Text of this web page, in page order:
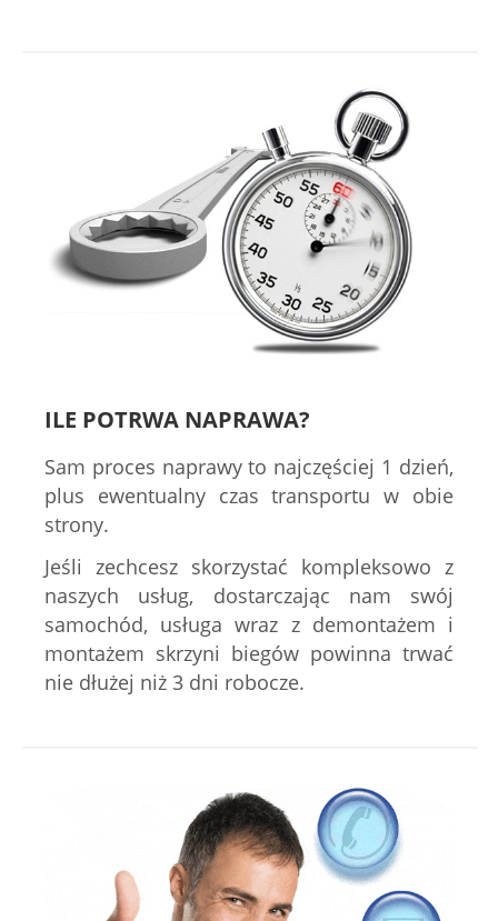
ILE POTRWA NAPRAWA?
Sam proces naprawy to najczęściej 1 dzień,
plus ewentualny czas transportu w obie
strony.
Jeśli zechcesz skorzystać kompleksowo z
naszych usług, dostarczając nam swój
samochód, usługa wraz z demontażem i
montażem skrzyni biegów powinna trwać
nie dłużej niż 3 dni robocze.